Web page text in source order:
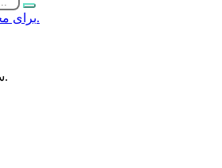
برای محصولات بیشتر کلیک کنید.
سبد خرید شما خالی است.